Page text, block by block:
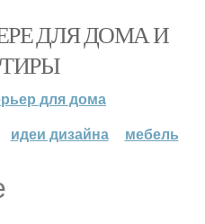
ДЛЯ ДОМА И
для дома
идеи дизайна мебель